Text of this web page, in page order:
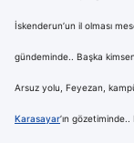
İskenderun’un il olması
gündeminde.. Başka
Arsuz yolu, Feyezan,
Karasayar’ın